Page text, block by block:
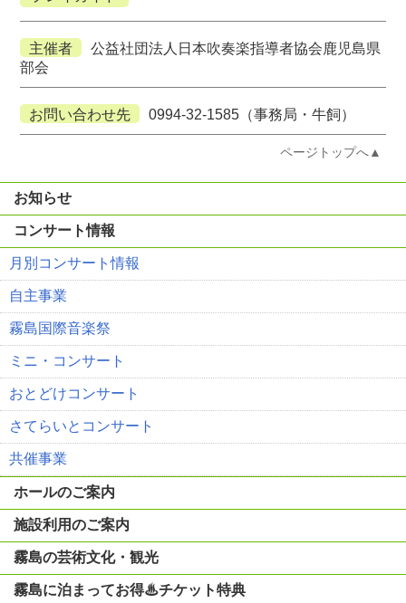
主催者
公益社団法人日本吹奏楽指導者協会鹿児島県
部会
お問い合わせ先 0994-32-1585（事務局・牛飼）
ページトップへ▲
お知らせ
コンサート情報
月別コンサート情報
自主事業
霧島国際音楽祭
ミニ・コンサート
おとどけコンサート
さてらいとコンサート
共催事業
ホールのご案内
施設利用のご案内
霧島の芸術文化・観光
霧島に泊まってお得♨チケット特典